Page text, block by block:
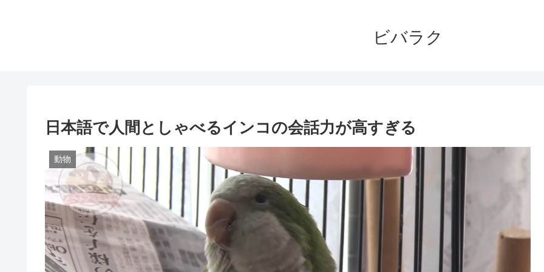
ビバラク
日本語で人間としゃべるインコの会話力が高すぎる
動物